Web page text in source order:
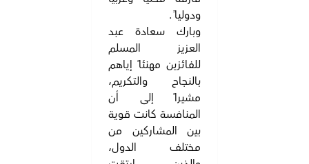
ودولياً .
وبارك سعادة عبد
العزيز المسلم
للفائزين مهنئاً إياهم
بالنجاح والتكريم،
مشيراً إلى أن
المنافسة كانت قوية
بين المشاركين من
مختلف الدول،